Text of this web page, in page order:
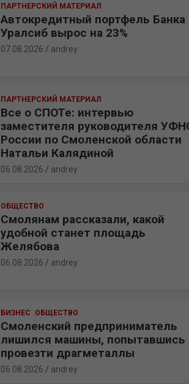
ПАРТНЕРСКИЙ МАТЕРИАЛ
Автокредитный портфель Банка
Уралсиб вырос на 23%
07.08.2026 andrey
ПАРТНЕРСКИЙ МАТЕРИАЛ
Все о СПОТе: интервью
заместителя руководителя
России по Смоленской области
Натальи Калядиной
06.08.2026 andrey
ОБЩЕСТВО
Смолянам рассказали, какой
удобной станет площадь
Желябова
06.08.2026 andrey
БИЗНЕС ОБЩЕСТВО
Смоленский предприниматель
лишился машины, попытавшись
провезти драгметаллы
06.08.2026 andrey